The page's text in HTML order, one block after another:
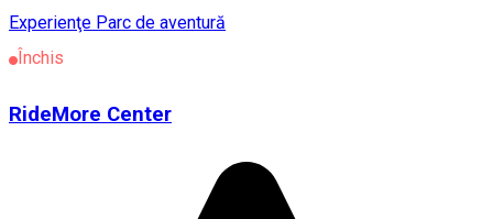
Experienţe Parc de aventură
Închis
RideMore Center